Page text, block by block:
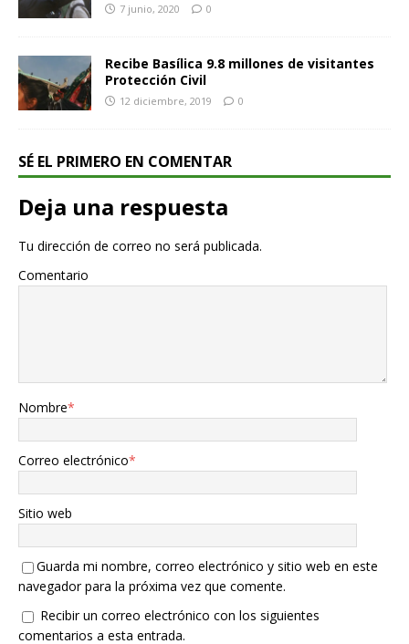
7 junio, 2020 0
Recibe Basílica 9.8 millones de visitantes
Protección Civil
12 diciembre, 2019 0
SÉ EL PRIMERO EN COMENTAR
Deja una respuesta
Tu dirección de correo no será publicada.
Comentario
Nombre*
Correo electrónico*
Sitio web
Guarda mi nombre, correo electrónico y sitio web en este
navegador para la próxima vez que comente.
Recibir un correo electrónico con los siguientes
comentarios a esta entrada.